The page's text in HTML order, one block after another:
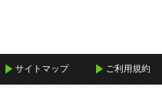
サイトマップ ご利用規約